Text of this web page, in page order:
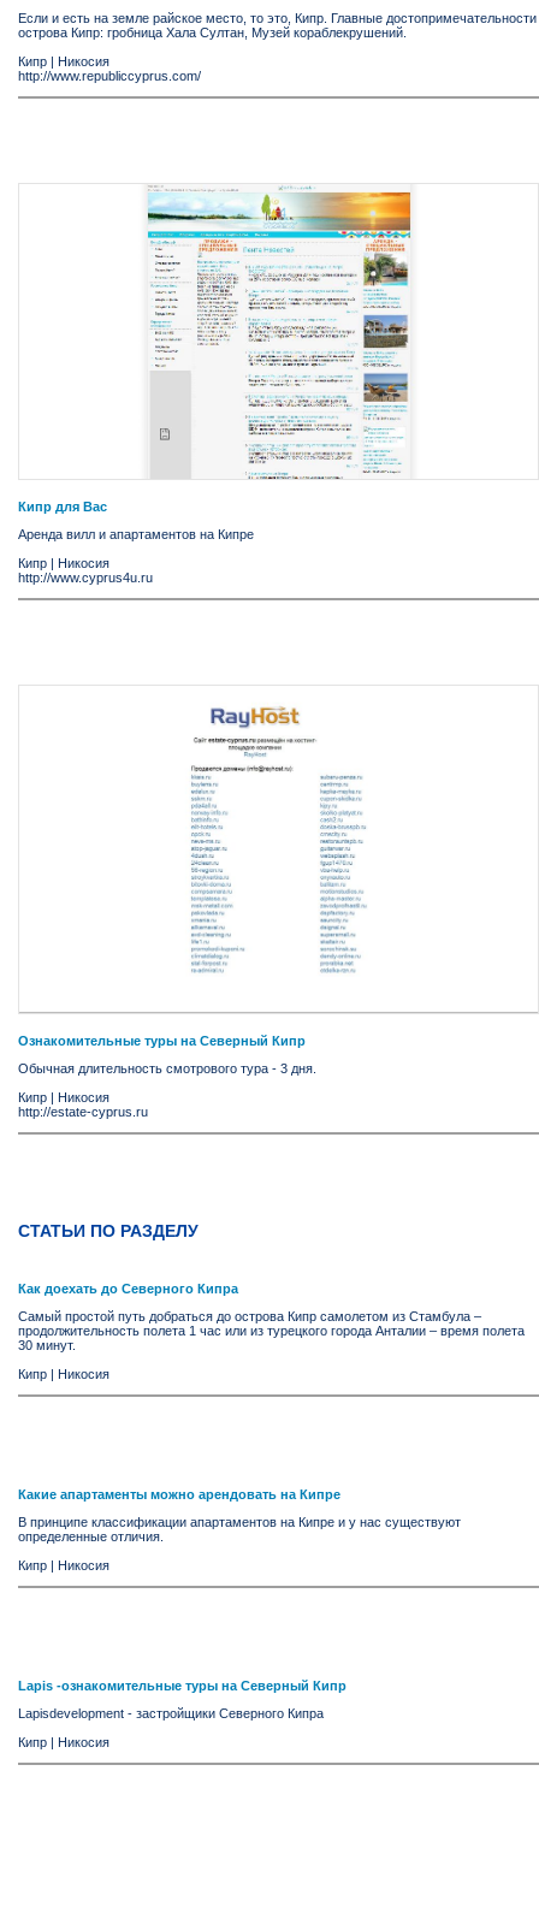
Если и есть на земле райское место, то это, Кипр. Главные достопримечательности
острова Кипр: гробница Хала Султан, Музей кораблекрушений.
Кипр
Никосия
http://www.republiccyprus.com/
Кипр для Вас
Аренда вилл и апартаментов на Кипре
Кипр
Никосия
http://www.cyprus4u.ru
Ознакомительные туры на Северный Кипр
Обычная длительность смотрового тура - 3 дня.
Кипр
Никосия
http://estate-cyprus.ru
СТАТЬИ ПО РАЗДЕЛУ
Как доехать до Северного Кипра
Самый простой путь добраться до острова Кипр самолетом из Стамбула –
продолжительность полета 1 час или из турецкого города Анталии – время полета
30 минут.
Кипр
Никосия
Какие апартаменты можно арендовать на Кипре
В принципе классификации апартаментов на Кипре и у нас существуют
определенные отличия.
Кипр
Никосия
Lapis -ознакомительные туры на Северный Кипр
Lapisdevelopment - застройщики Северного Кипра
Кипр
Никосия